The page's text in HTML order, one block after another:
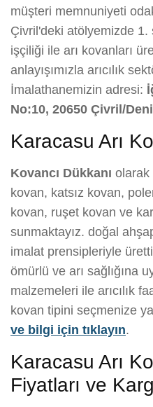
müşteri memnuniyeti
Çivril'deki atölyemizde 1.
işçiliği ile arı kovanları
anlayışımızla arıcılık
İmalathanemizin adresi:
No:10, 20650 Çivril/
Karacasu Arı
Kovancı Dükkanı olarak
kovan, katsız kovan,
kovan, ruşet kovan ve
sunmaktayız. doğal
imalat prensipleriyle
ömürlü ve arı sağlığına
malzemeleri ile arıcılık
kovan tipini seçmenize
ve bilgi için tıklayın.
Karacasu Arı
Fiyatları ve